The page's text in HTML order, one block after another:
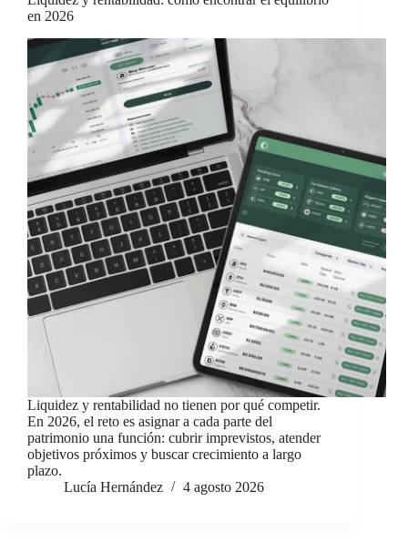
en 2026
Liquidez y rentabilidad no tienen por qué competir.
En 2026, el reto es asignar a cada parte del
patrimonio una función: cubrir imprevistos, atender
objetivos próximos y buscar crecimiento a largo
plazo.
Lucía Hernández
4 agosto 2026